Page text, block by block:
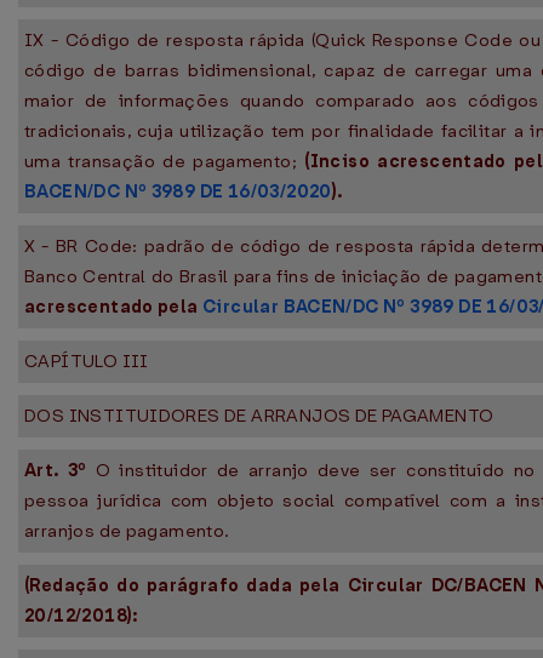
IX - Código de resposta rápida (Quick Response Code
código de barras bidimensional, capaz de carregar uma
maior de informações quando comparado aos
tradicionais, cuja utilização tem por finalidade facilitar a
uma transação de pagamento; (Inciso acrescentado
BACEN/DC Nº 3989 DE 16/03/2020).
X - BR Code: padrão de código de resposta rápida
Banco Central do Brasil para fins de iniciação de
acrescentado pela Circular BACEN/DC Nº 3989 DE 16/
CAPÍTULO III
DOS INSTITUIDORES DE ARRANJOS DE PAGAMENTO
Art. 3º O instituidor de arranjo deve ser constituído no
pessoa jurídica com objeto social compatível com a
arranjos de pagamento.
(Redação do parágrafo dada pela Circular DC/BACEN
20/12/2018):